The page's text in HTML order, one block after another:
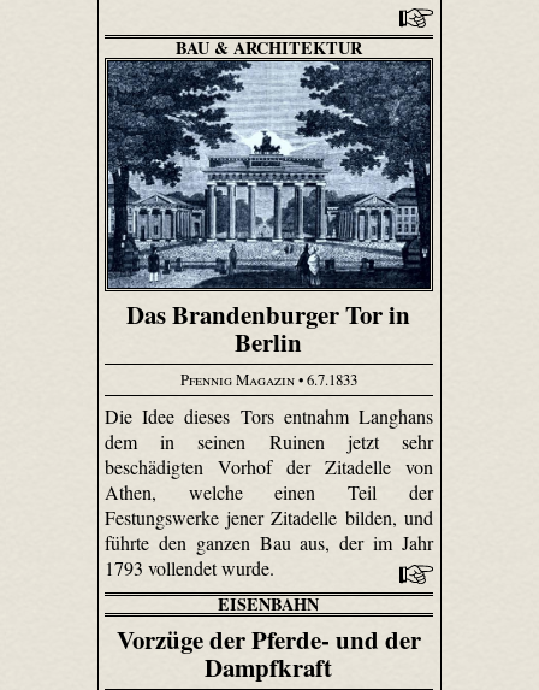
BAU & ARCHITEKTUR
Das Brandenburger Tor in
Berlin
Pfennig Magazin• 6.7.1833
Die Idee dieses Tors entnahm Langhans
dem in seinen Ruinen jetzt sehr
beschädigten Vorhof der Zitadelle von
Athen, welche einen Teil der
Festungswerke jener Zitadelle bilden, und
führte den ganzen Bau aus, der im Jahr
1793 vollendet wurde.
EISENBAHN
Vorzüge der Pferde- und der
Dampfkraft